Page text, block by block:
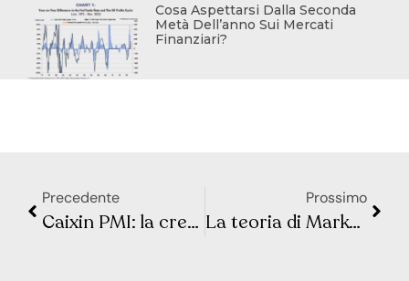
Cosa Aspettarsi Dalla Seconda
Metà Dell’anno Sui Mercati
Finanziari?
Precedente
Caixin PMI: la crescita dei servizi in Cina si attenua a giugno
Prossimo
La teoria di Markowitz non funziona